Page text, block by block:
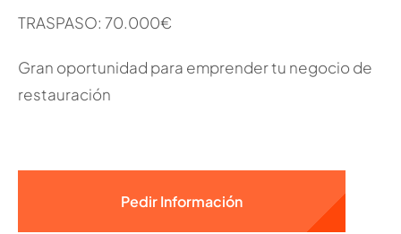
TRASPASO: 70.000€
Gran oportunidad para emprender tu negocio de
restauración
Pedir Información